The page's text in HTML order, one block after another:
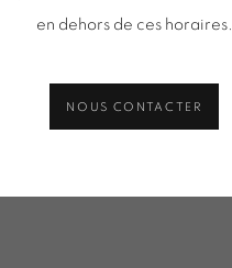
en dehors de ces horaires.
NOUS CONTACTER